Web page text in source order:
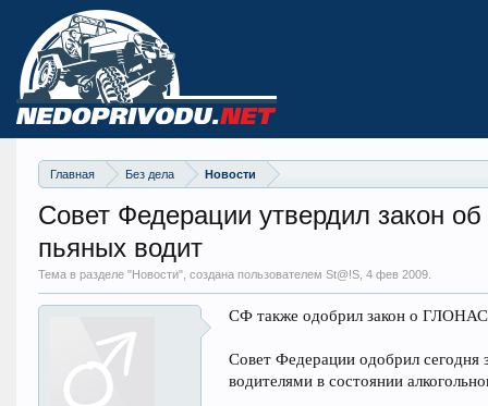
Главная Без дела Новости
Совет Федерации утвердил закон об
пьяных водит
Тема в разделе "Новости", создана пользователем St@!S, 4 фев 2009.
СФ также одобрил закон о
Совет Федерации одобрил сегодня
водителями в состоянии